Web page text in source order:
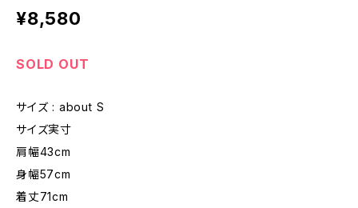
¥8,580
SOLD OUT
サイズ : about S
サイズ実寸
肩幅43cm
身幅57cm
着丈71cm